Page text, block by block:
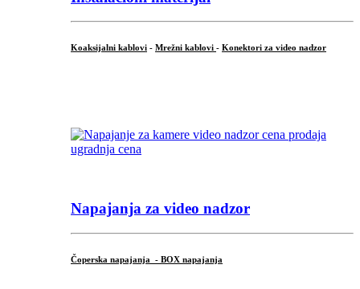
Koaksijalni kablovi - Mrežni kablovi - Konektori za video nadzor
Napajanja za video nadzor
Čoperska napajanja - BOX napajanja